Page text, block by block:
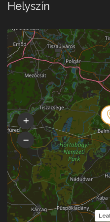
Helyszín